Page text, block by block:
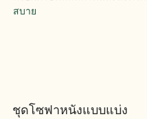
ร่วมสมัย
ชุดโซฟาหนังแบบแบ่ง